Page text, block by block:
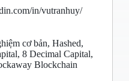
in/vutranhuy/
cơ bản, Hashed,
8 Decimal Capital,
Blockchain